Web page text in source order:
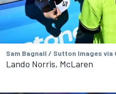
Sam Bagnall / Sutton Images via
Lando Norris, McLaren